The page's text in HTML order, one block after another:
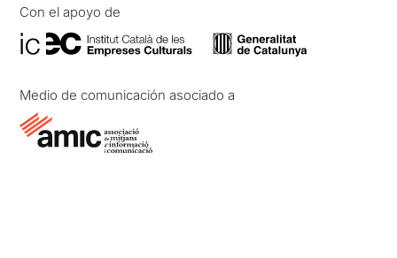
Con el apoyo de
Medio de comunicación asociado a